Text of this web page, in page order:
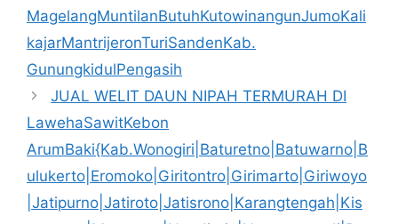
MagelangMuntilanButuhKutowinangunJumoKali
kajarMantrijeronTuriSandenKab.
GunungkidulPengasih
JUAL WELIT DAUN NIPAH TERMURAH DI
LawehaSawitKebon
ArumBaki{Kab.Wonogiri|Baturetno|Batuwarno|B
ulukerto|Eromoko|Giritontro|Girimarto|Giriwoyo
|Jatipurno|Jatiroto|Jatisrono|Karangtengah|Kis